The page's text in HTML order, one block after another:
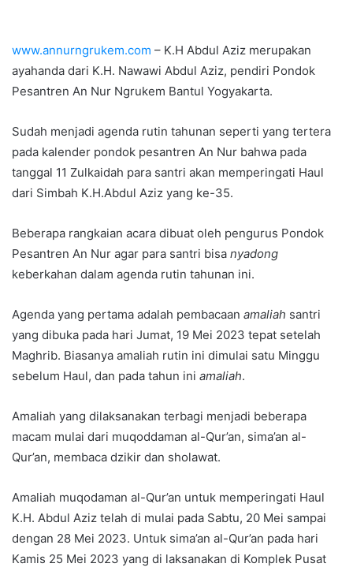
www.annurngrukem.com – K.H Abdul Aziz merupakan
ayahanda dari K.H. Nawawi Abdul Aziz, pendiri Pondok
Pesantren An Nur Ngrukem Bantul Yogyakarta.
Sudah menjadi agenda rutin tahunan seperti yang tertera
pada kalender pondok pesantren An Nur bahwa pada
tanggal 11 Zulkaidah para santri akan memperingati Haul
dari Simbah K.H.Abdul Aziz yang ke-35.
Beberapa rangkaian acara dibuat oleh pengurus Pondok
Pesantren An Nur agar para santri bisa nyadong
keberkahan dalam agenda rutin tahunan ini.
Agenda yang pertama adalah pembacaan amaliah santri
yang dibuka pada hari Jumat, 19 Mei 2023 tepat setelah
Maghrib. Biasanya amaliah rutin ini dimulai satu Minggu
sebelum Haul, dan pada tahun ini amaliah.
Amaliah yang dilaksanakan terbagi menjadi beberapa
macam mulai dari muqoddaman al-Qur’an, sima’an al-
Qur’an, membaca dzikir dan sholawat.
Amaliah muqodaman al-Qur’an untuk memperingati Haul
K.H. Abdul Aziz telah di mulai pada Sabtu, 20 Mei sampai
dengan 28 Mei 2023. Untuk sima’an al-Qur’an pada hari
Kamis 25 Mei 2023 yang di laksanakan di Komplek Pusat